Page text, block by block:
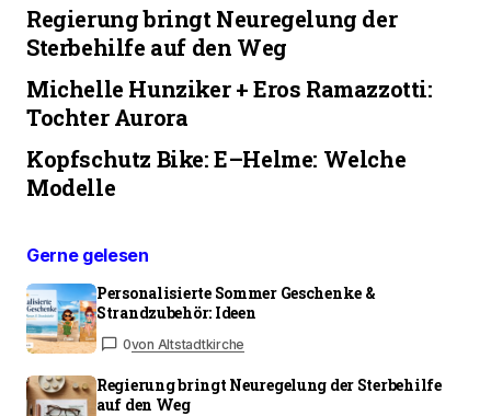
Regierung bringt Neuregelung der
Sterbehilfe auf den Weg
Michelle Hunziker + Eros Ramazzotti:
Tochter Aurora
Kopfschutz Bike: E–Helme: Welche
Modelle
Gerne gelesen
Personalisierte Sommer Geschenke &
Strandzubehör: Ideen
0von Altstadtkirche
Regierung bringt Neuregelung der Sterbehilfe
auf den Weg